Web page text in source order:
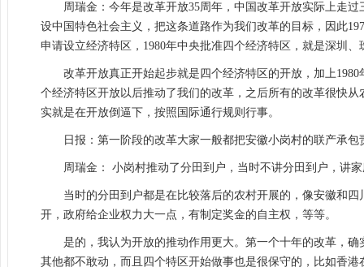
周瑞金：今年是改革开放35周年，中国改革开放实际上走
设中国特色社会主义，把这条道路作为我们改革的目标，因此
申请设立经济特区，1980年中央批准四个经济特区，就是深圳、
改革开放真正开始起步就是四个经济特区的开放，加上
个经济特区开放以后推动了我们的改革，之后所有的改革很快
实就是在开放倒逼下，按照国际通行规则行事。
日报：第一阶段的改革大家一般都把安徽小岗村的联产承
周瑞金： 小岗村推动了分田到户，当时不讲分田到户，讲
当时的分田到户都是在比较落后的农村开展的，像安徽和
开，政府给企业权力大一点，有制定奖金的自主权，等等。
是的，我认为开放的推动作用更大。第一个十年的改革，
其他都不敢动，而且四个特区开始做事也是很保守的，比如香